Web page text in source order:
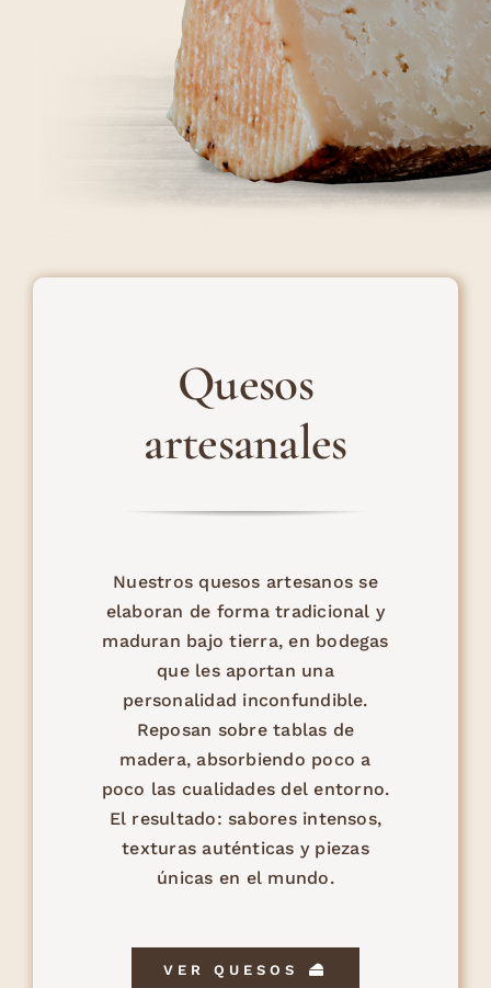
Quesos
artesanales
Nuestros quesos artesanos se
elaboran de forma tradicional y
maduran bajo tierra, en bodegas
que les aportan una
personalidad inconfundible.
Reposan sobre tablas de
madera, absorbiendo poco a
poco las cualidades del entorno.
El resultado: sabores intensos,
texturas auténticas y piezas
únicas en el mundo.
VER QUESOS